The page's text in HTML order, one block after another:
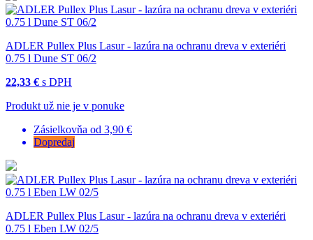
ADLER Pullex Plus Lasur - lazúra na ochranu dreva v exteriéri
0.75 l Dune ST 06/2
22,33 € s DPH
Produkt už nie je v ponuke
Zásielkovňa od 3,90 €
Dopredaj
ADLER Pullex Plus Lasur - lazúra na ochranu dreva v exteriéri
0.75 l Eben LW 02/5